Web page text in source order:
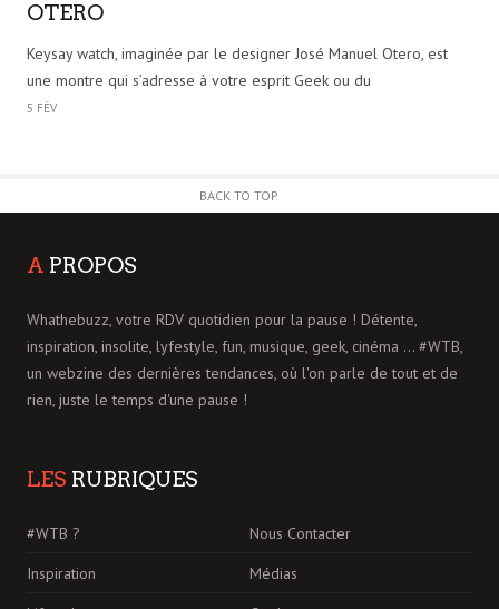
OTERO
Keysay watch, imaginée par le designer José Manuel Otero, est
une montre qui s’adresse à votre esprit Geek ou du
5 FÉV
BACK TO TOP
A PROPOS
Whathebuzz, votre RDV quotidien pour la pause ! Détente,
inspiration, insolite, lyfestyle, fun, musique, geek, cinéma ... #WTB,
un webzine des dernières tendances, où l'on parle de tout et de
rien, juste le temps d'une pause !
LES RUBRIQUES
#WTB ?
Nous Contacter
Inspiration
Médias